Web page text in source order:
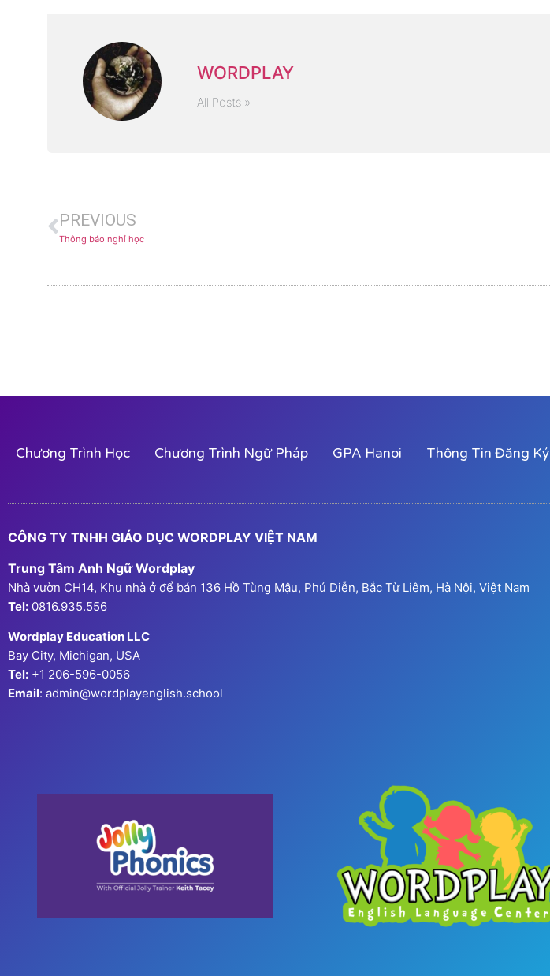
WORDPLAY
All Posts »
PREVIOUS
Thông báo nghỉ học
Chương Trình Học Chương Trình Ngữ Pháp GPA Hanoi Thông Tin Đăng Ký
CÔNG TY TNHH GIÁO DỤC WORDPLAY VIỆT NAM
Trung Tâm Anh Ngữ Wordplay
Nhà vườn CH14, Khu nhà ở để bán 136 Hồ Tùng Mậu, Phú Diễn, Bắc Từ Liêm, Hà Nội, Việt Nam
Tel: 0816.935.556
Wordplay Education LLC
Bay City, Michigan, USA
Tel: +1 206-596-0056
Email: admin@wordplayenglish.school